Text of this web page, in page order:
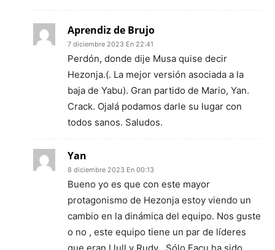
Aprendiz de Brujo
7 diciembre 2023 En 22:41
Perdón, donde dije Musa quise decir
Hezonja.(. La mejor versión asociada a la
baja de Yabu). Gran partido de Mario, Yan.
Crack. Ojalá podamos darle su lugar con
todos sanos. Saludos.
Yan
8 diciembre 2023 En 00:13
Bueno yo es que con este mayor
protagonismo de Hezonja estoy viendo un
cambio en la dinámica del equipo. Nos guste
o no , este equipo tiene un par de líderes